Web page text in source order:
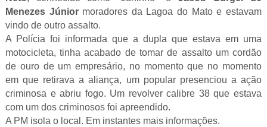
Menezes Júniormoradores da Lagoa do Mato e estavam
vindo de outro assalto.
A Polícia foi informada que a dupla que estava em uma
motocicleta, tinha acabado de tomar de assalto um cordão
de ouro de um empresário, no momento que no momento
em que retirava a aliança, um popular presenciou a ação
criminosa e abriu fogo. Um revolver calibre 38 que estava
com um dos criminosos foi apreendido.
A PM isola o local. Em instantes mais informações.